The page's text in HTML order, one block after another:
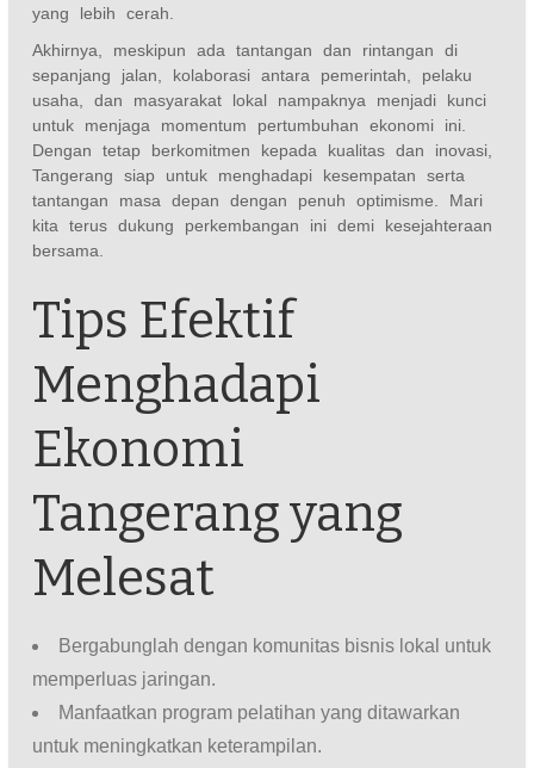
yang lebih cerah.
Akhirnya, meskipun ada tantangan dan rintangan di
sepanjang jalan, kolaborasi antara pemerintah, pelaku
usaha, dan masyarakat lokal nampaknya menjadi kunci
untuk menjaga momentum pertumbuhan ekonomi ini.
Dengan tetap berkomitmen kepada kualitas dan inovasi,
Tangerang siap untuk menghadapi kesempatan serta
tantangan masa depan dengan penuh optimisme. Mari
kita terus dukung perkembangan ini demi kesejahteraan
bersama.
Tips Efektif
Menghadapi
Ekonomi
Tangerang yang
Melesat
Bergabunglah dengan komunitas bisnis lokal untuk
memperluas jaringan.
Manfaatkan program pelatihan yang ditawarkan
untuk meningkatkan keterampilan.